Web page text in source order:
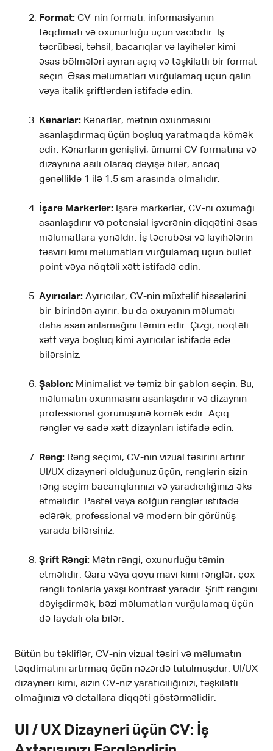
Format: CV-nin formatı, informasiyanın
təqdimatı və oxunurluğu üçün vacibdir. İş
təcrübəsi, təhsil, bacarıqlar və layihələr kimi
əsas bölmələri ayıran açıq və təşkilatlı bir format
seçin. Əsas məlumatları vurğulamaq üçün qalın
vəya italik şriftlərdən istifadə edin.
Kənarlar: Kənarlar, mətnin oxunmasını
asanlaşdırmaq üçün boşluq yaratmaqda kömək
edir. Kənarların genişliyi, ümumi CV formatına və
dizaynına asılı olaraq dəyişə bilər, ancaq
genellikle 1 ilə 1.5 sm arasında olmalıdır.
İşarə Markerlər: İşarə markerlər, CV-ni oxumağı
asanlaşdırır və potensial işverənin diqqətini əsas
məlumatlara yönəldir. İş təcrübəsi və layihələrin
təsviri kimi məlumatları vurğulamaq üçün bullet
point vəya nöqtəli xətt istifadə edin.
Ayırıcılar: Ayırıcılar, CV-nin müxtəlif hissələrini
bir-birindən ayırır, bu da oxuyanın məlumatı
daha asan anlamağını təmin edir. Çizgi, nöqtəli
xətt vəya boşluq kimi ayırıcılar istifadə edə
bilərsiniz.
Şablon: Minimalist və təmiz bir şablon seçin. Bu,
məlumatın oxunmasını asanlaşdırır və dizaynın
professional görünüşünə kömək edir. Açıq
rənglər və sadə xətt dizaynları istifadə edin.
Rəng: Rəng seçimi, CV-nin vizual təsirini artırır.
UI/UX dizayneri olduğunuz üçün, rənglərin sizin
rəng seçim bacarıqlarınızı və yaradıcılığınızı əks
etməlidir. Pastel vəya solğun rənglər istifadə
edərək, professional və modern bir görünüş
yarada bilərsiniz.
Şrift Rəngi: Mətn rəngi, oxunurluğu təmin
etməlidir. Qara vəya qoyu mavi kimi rənglər, çox
rəngli fonlarla yaxşı kontrast yaradır. Şrift rəngini
dəyişdirmək, bəzi məlumatları vurğulamaq üçün
də faydalı ola bilər.
Bütün bu təkliflər, CV-nin vizual təsiri və məlumatın
təqdimatını artırmaq üçün nəzərdə tutulmuşdur. UI/UX
dizayneri kimi, sizin CV-niz yaratıcılığınızı, təşkilatlı
olmağınızı və detallara diqqəti göstərməlidir.
UI / UX Dizayneri üçün CV: İş